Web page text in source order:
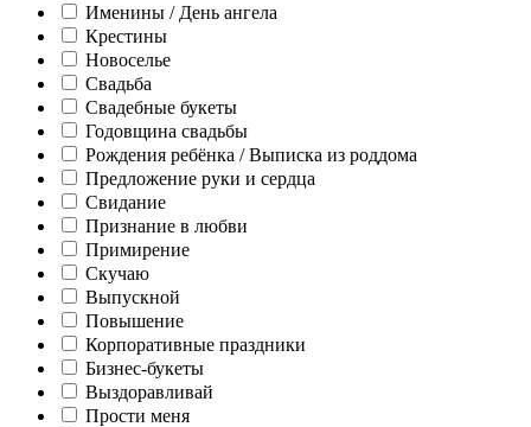
Именины / День ангела
Крестины
Новоселье
Свадьба
Свадебные букеты
Годовщина свадьбы
Рождения ребёнка / Выписка из роддома
Предложение руки и сердца
Свидание
Признание в любви
Примирение
Скучаю
Выпускной
Повышение
Корпоративные праздники
Бизнес-букеты
Выздоравливай
Прости меня